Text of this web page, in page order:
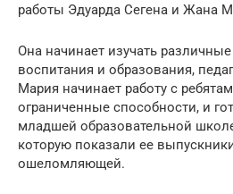
работы Эдуарда Сегена и Жана
Она начинает изучать различные
воспитания и образования,
Мария начинает работу с
ограниченные способности, и
младшей образовательной
которую показали ее
ошеломляющей.